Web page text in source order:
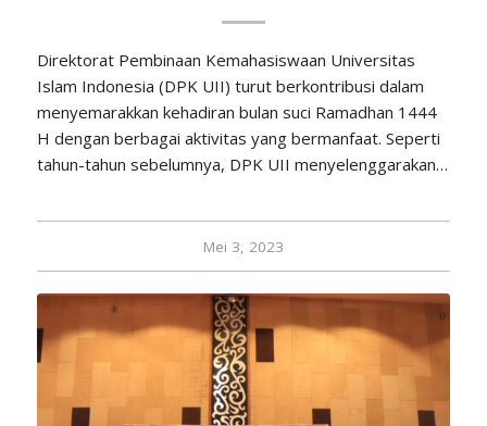
Direktorat Pembinaan Kemahasiswaan Universitas
Islam Indonesia (DPK UII) turut berkontribusi dalam
menyemarakkan kehadiran bulan suci Ramadhan 1444
H dengan berbagai aktivitas yang bermanfaat. Seperti
tahun-tahun sebelumnya, DPK UII menyelenggarakan…
Mei 3, 2023